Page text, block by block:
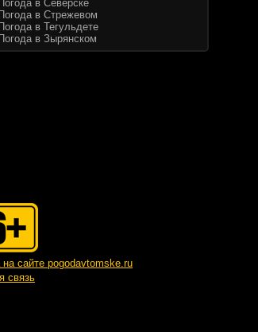
Погода в Северске
Погода в Стрежевом
Погода в Тегульдете
Погода в Зырянском
на сайте pogodavtomske.ru
связь